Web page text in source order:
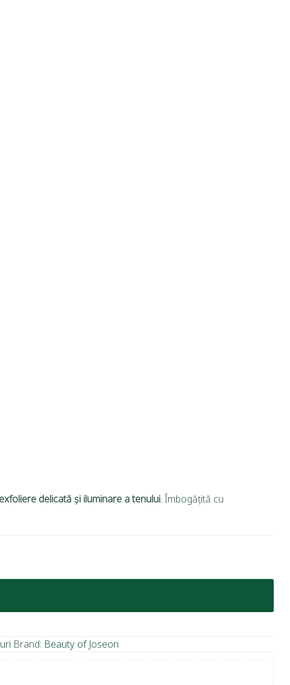
delicată și iluminare a tenului. Îmbogățită cu
Brand: Beauty of Joseon